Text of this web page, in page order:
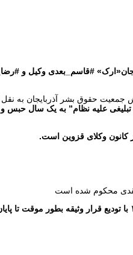
حقوق بشر آذربایجان به نقل
است، آقای حمزه یی از بابت اتهام “فعالیت